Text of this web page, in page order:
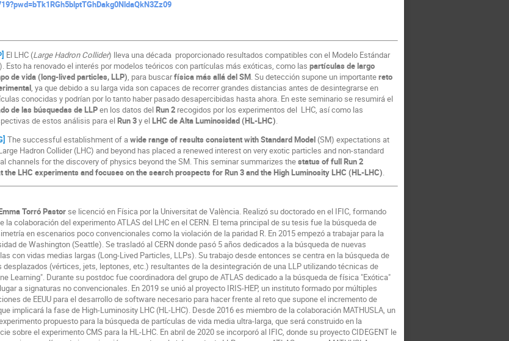
El LHC (Large Hadron Collider) lleva una década proporcionado resultados compatibles con el Modelo Estándar
Esto ha renovado el interés por modelos teóricos con partículas más exóticas, como laspartículas de largo
de vida (long-lived particles, LLP), para buscarfísica más allá del SM. Su detección supone un importantereto
, ya que debido a su larga vida son capaces de recorrer grandes distancias antes de desintegrarse en
conocidas y podrían por lo tanto haber pasado desapercibidas hasta ahora. En este seminario se resumirá el
de las búsquedas de LLPen los datos delRun 2 recogidos por los experimentos del LHC, así como las
de estos análisis para elRun 3y elLHC de Alta Luminosidad (HL-LHC).
The successful establishment of awide range of results consistent with Standard Model (SM) expectations at
Hadron Collider (LHC) and beyond has placed a renewed interest on very exotic particles and non-standard
channels for the discovery of physics beyond the SM. This seminar summarizes thestatus of full Run 2
LHC experiments and focuses on the search prospects for Run 3 and the High Luminosity LHC (HL-LHC).
Torró Pastorse licenció en Física por la Universitat de València. Realizó su doctorado en el IFIC, formando
la colaboración del experimento ATLAS del LHC en el CERN. El tema principal de su tesis fue la búsqueda de
en escenarios poco convencionales como la violación de la paridad R. En 2015 empezó a trabajar para la
de Washington (Seattle). Se trasladó al CERN donde pasó 5 años dedicados a la búsqueda de nuevas
con vidas medias largas (Long-Lived Particles, LLPs). Su trabajo desde entonces se centra en la búsqueda de
desplazados (vértices, jets, leptones, etc.) resultantes de la desintegración de una LLP utilizando técnicas de
Learning". Durante su postdoc fue coordinadora del grupo de ATLAS dedicado a la búsqueda de física "Exótica"
a signaturas no convencionales. En 2019 se unió al proyecto IRIS-HEP, un instituto formado por múltiples
de EEUU para el desarrollo de software necesario para hacer frente al reto que supone el incremento de
implicará la fase de High-Luminosity LHC (HL-LHC). Desde 2016 es miembro de la colaboración MATHUSLA, un
propuesto para la búsqueda de partículas de vida media ultra-larga, que será construido en la
sobre el experimento CMS para la HL-LHC. En abril de 2020 se incorporó al IFIC, donde su proyecto CIDEGENT le